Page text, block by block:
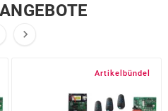

Artikelbündel